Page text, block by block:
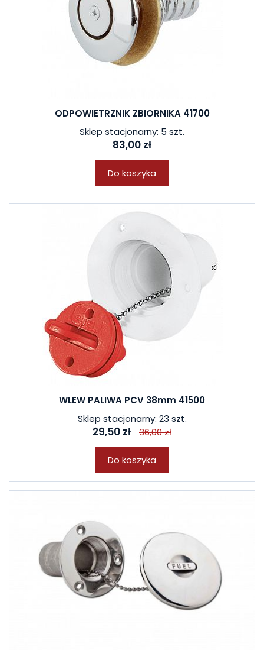
ODPOWIETRZNIK ZBIORNIKA 41700
Sklep stacjonarny: 5 szt.
83,00 zł
Do koszyka
WLEW PALIWA PCV 38mm 41500
Sklep stacjonarny: 23 szt.
29,50 zł 36,00 zł
Do koszyka